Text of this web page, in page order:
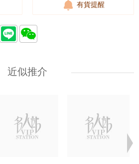
有貨提醒
近似推介